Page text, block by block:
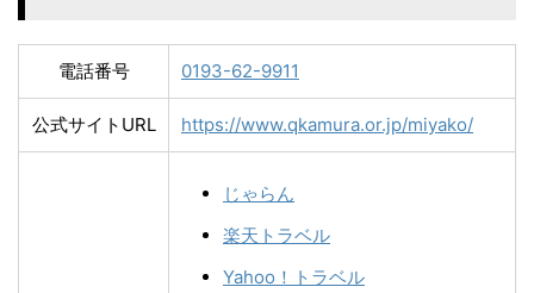
電話番号 0193-62-9911
公式サイトURL https://www.qkamura.or.jp/miyako/
じゃらん
楽天トラベル
Yahoo！トラベル